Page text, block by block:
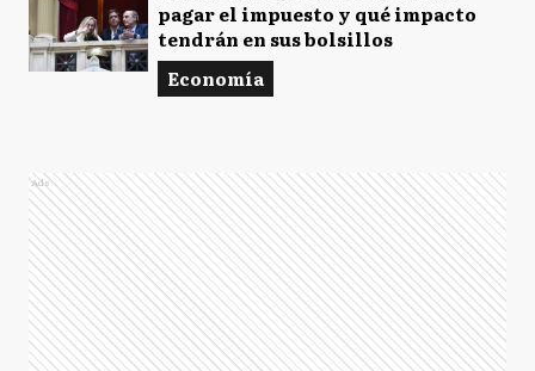
pagar el impuesto y qué impacto
tendrán en sus bolsillos
Economía
Ads